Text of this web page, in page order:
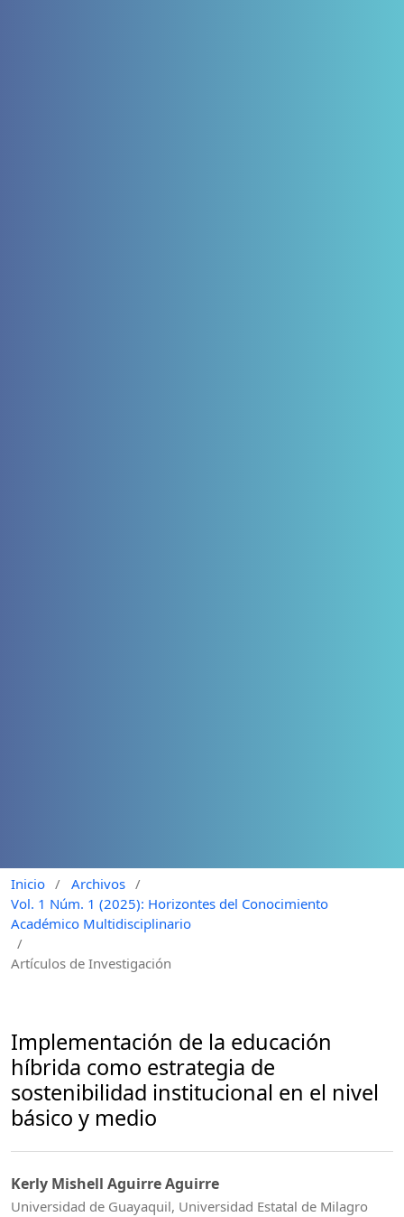
Inicio / Archivos /
Vol. 1 Núm. 1 (2025): Horizontes del Conocimiento
Académico Multidisciplinario
/
Artículos de Investigación
Implementación de la educación
híbrida como estrategia de
sostenibilidad institucional en el nivel
básico y medio
Kerly Mishell Aguirre Aguirre
Universidad de Guayaquil, Universidad Estatal de Milagro